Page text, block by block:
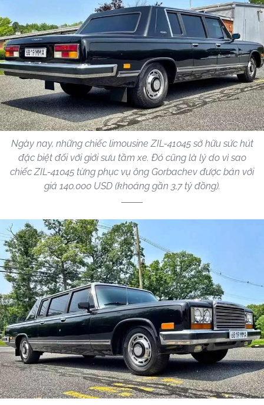
Ngày nay, những chiếc limousine ZIL-41045 sở hữu sức hút
đặc biệt đối với giới sưu tầm xe. Đó cũng là lý do vì sao
chiếc ZIL-41045 từng phục vụ ông Gorbachev được bán với
giá 140.000 USD (khoảng gần 3,7 tỷ đồng).